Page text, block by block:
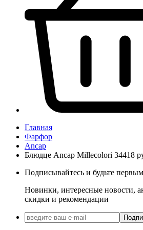
Главная
Фарфор
Ancap
Блюдце Ancap Millecolori 34418
Подписывайтесь и будьте
Новинки, интересные новости,
скидки и рекомендации